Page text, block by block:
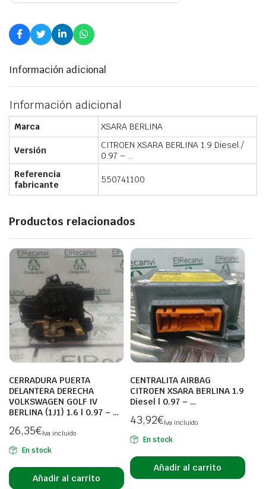
Información adicional
Información adicional
Marca XSARA BERLINA
Versión
CITROEN XSARA BERLINA 1.9 Diesel /
0.97 – …
Referencia
fabricante
550741100
Productos relacionados
CERRADURA PUERTA
DELANTERA DERECHA
VOLKSWAGEN GOLF IV
BERLINA (1J1) 1.6 | 0.97 – …
26,35€Iva incluido
En stock
Añadir al carrito
CENTRALITA AIRBAG
CITROEN XSARA BERLINA 1.9
Diesel | 0.97 – …
43,92€Iva incluido
En stock
Añadir al carrito